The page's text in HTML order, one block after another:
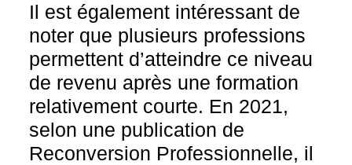
Il est également intéressant de
noter que plusieurs professions
permettent d’atteindre ce niveau
de revenu après une formation
relativement courte. En 2021,
selon une publication de
Reconversion Professionnelle, il